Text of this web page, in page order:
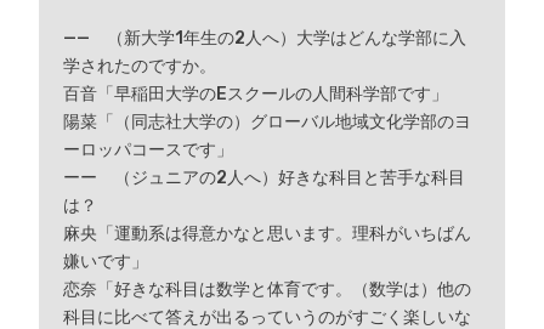
—— （新大学1年生の2人へ）大学はどんな学部に入
学されたのですか。
百音「早稲田大学のEスクールの人間科学部です」
陽菜「（同志社大学の）グローバル地域文化学部のヨ
ーロッパコースです」
ーー （ジュニアの2人へ）好きな科目と苦手な科目
は？
麻央「運動系は得意かなと思います。理科がいちばん
嫌いです」
恋奈「好きな科目は数学と体育です。（数学は）他の
科目に比べて答えが出るっていうのがすごく楽しいな